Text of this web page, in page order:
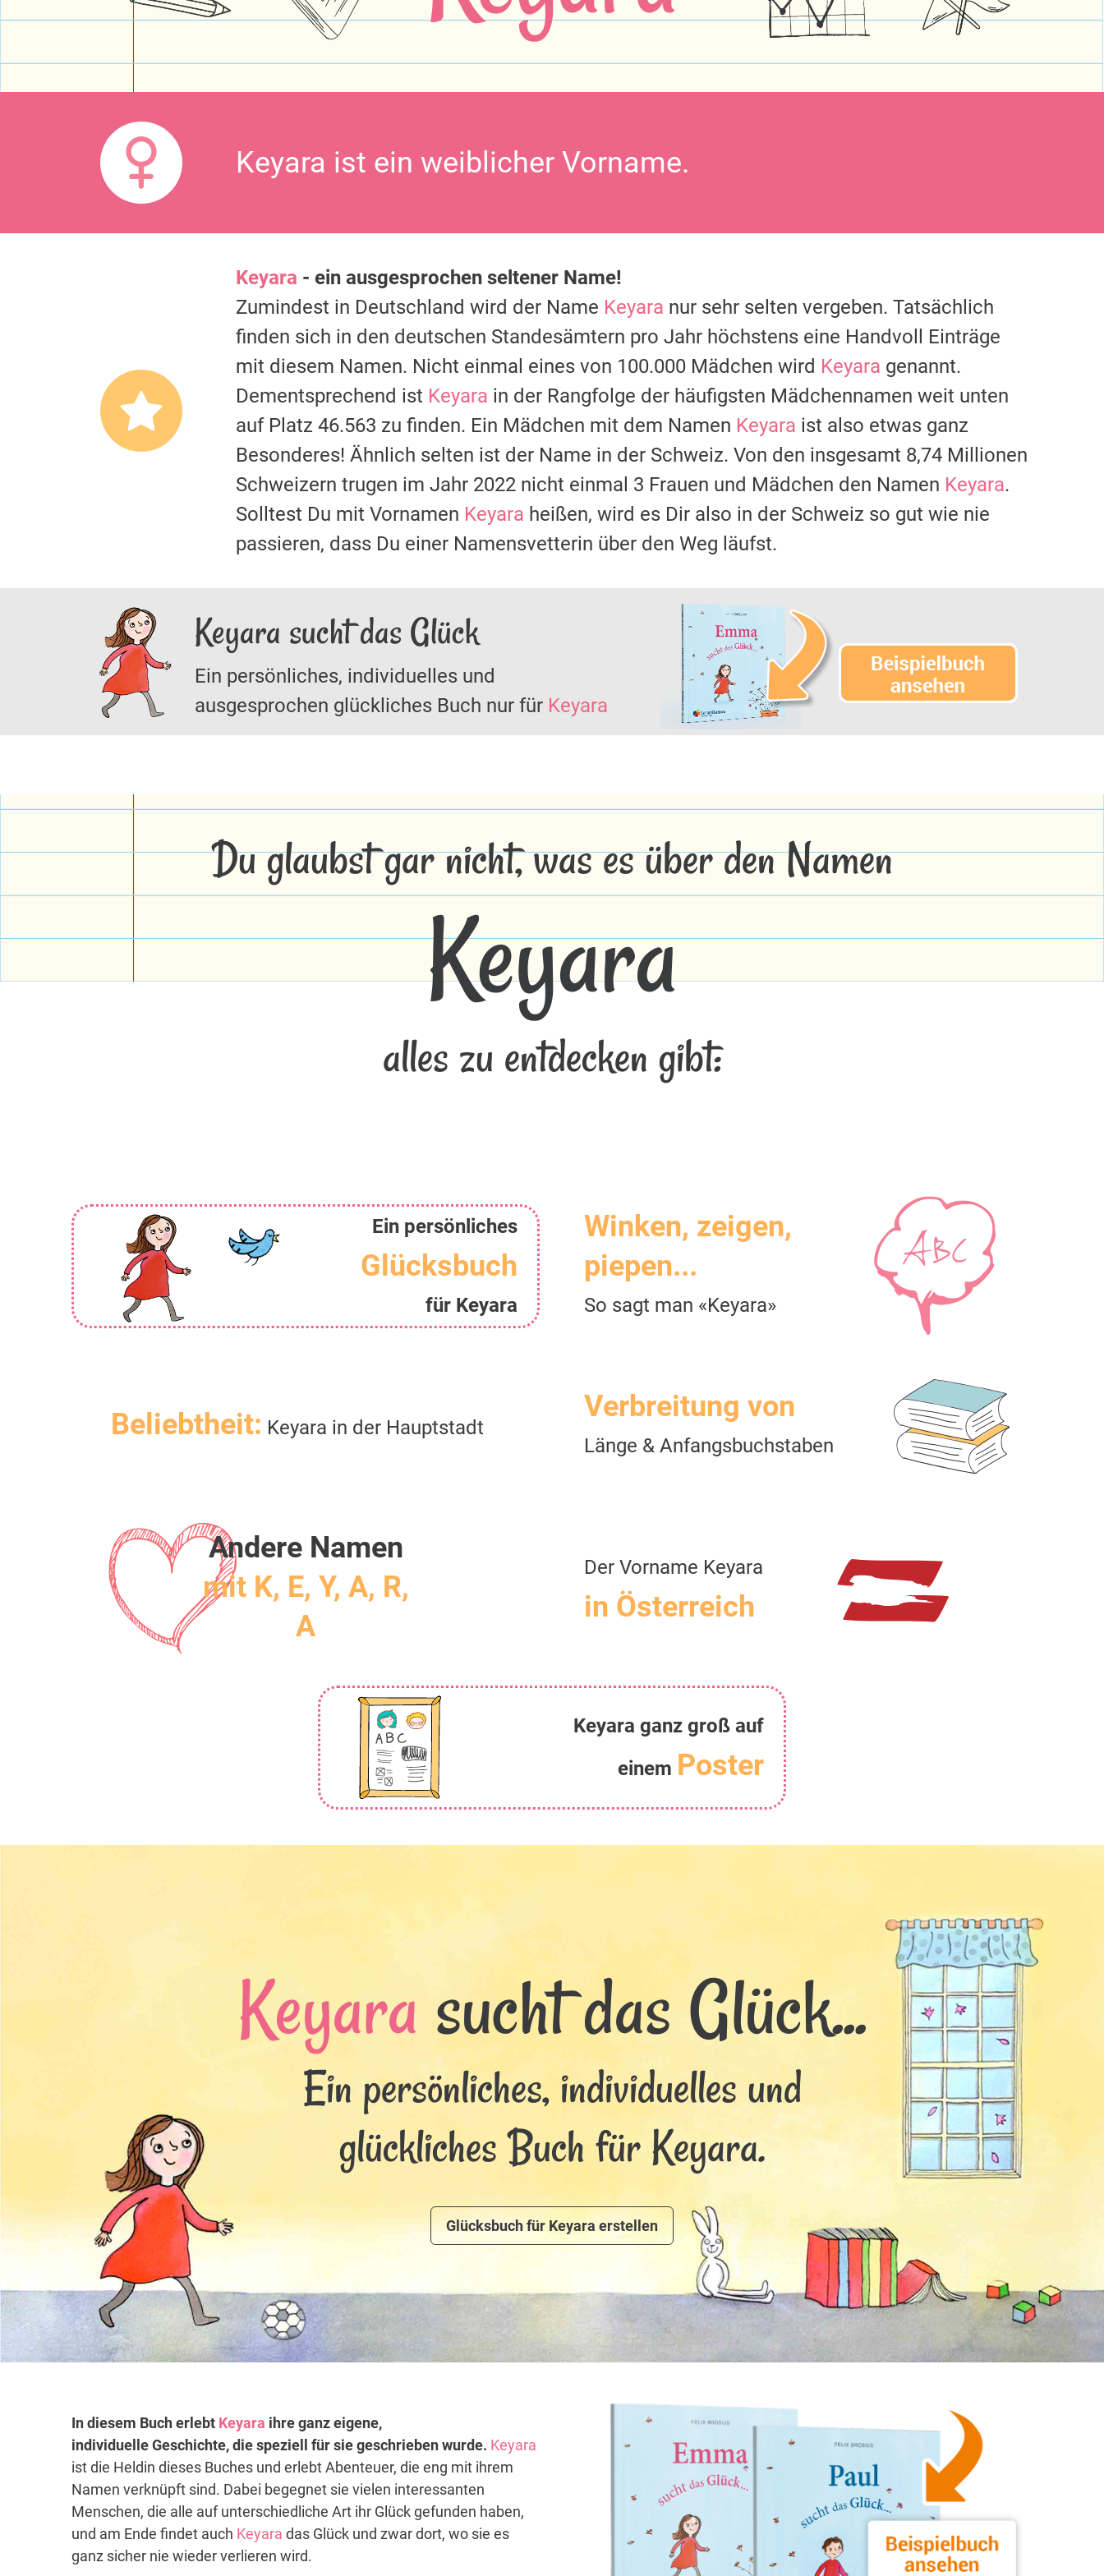
Keyara ist ein weiblicher Vorname.
Keyara - ein ausgesprochen seltener Name!
Zumindest in Deutschland wird der Name Keyara nur sehr selten vergeben. Tatsächlich
finden sich in den deutschen Standesämtern pro Jahr höchstens eine Handvoll Einträge
mit diesem Namen. Nicht einmal eines von 100.000 Mädchen wird Keyara genannt.
Dementsprechend ist Keyara in der Rangfolge der häufigsten Mädchennamen weit unten
auf Platz 46.563 zu finden. Ein Mädchen mit dem Namen Keyara ist also etwas ganz
Besonderes! Ähnlich selten ist der Name in der Schweiz. Von den insgesamt 8,74 Millionen
Schweizern trugen im Jahr 2022 nicht einmal 3 Frauen und Mädchen den Namen Keyara.
Solltest Du mit Vornamen Keyara heißen, wird es Dir also in der Schweiz so gut wie nie
passieren, dass Du einer Namensvetterin über den Weg läufst.
Keyara sucht das Glück
Ein persönliches, individuelles und
ausgesprochen glückliches Buch nur für Keyara
Du glaubst gar nicht, was es über den Namen
Keyara
alles zu entdecken gibt:
Ein persönliches
Glücksbuch
für Keyara
Winken, zeigen,
piepen...
So sagt man «Keyara»
Beliebtheit: Keyara in der Hauptstadt
Verbreitung von
Länge & Anfangsbuchstaben
Andere Namen
mit K, E, Y, A, R,
A
Der Vorname Keyara
in Österreich
Keyara ganz groß auf
einem Poster
Keyara sucht das Glück...
Ein persönliches, individuelles und
glückliches Buch für Keyara.
Glücksbuch für Keyara erstellen
In diesem Buch erlebt Keyara ihre ganz eigene,
individuelle Geschichte, die speziell für sie geschrieben wurde. Keyara
ist die Heldin dieses Buches und erlebt Abenteuer, die eng mit ihrem
Namen verknüpft sind. Dabei begegnet sie vielen interessanten
Menschen, die alle auf unterschiedliche Art ihr Glück gefunden haben,
und am Ende findet auch Keyara das Glück und zwar dort, wo sie es
ganz sicher nie wieder verlieren wird.